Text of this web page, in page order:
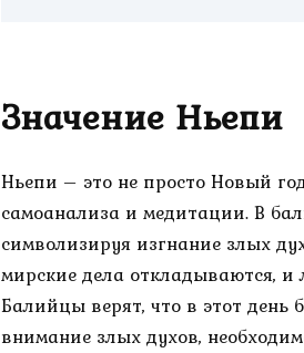
Значение Ньепи
Ньепи – это не просто Новый
самоанализа и медитации. В
символизируя изгнание злых
мирские дела откладываются,
Балийцы верят, что в этот день
внимание злых духов,